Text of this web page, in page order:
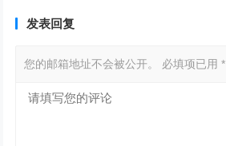
发表回复
您的邮箱地址不会被公开。 必填项已用*